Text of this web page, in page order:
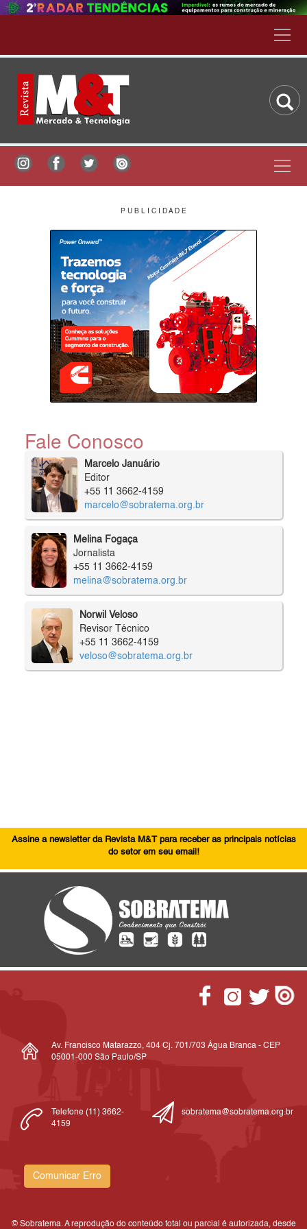
P U B L I C I D A D E
Fale Conosco
Marcelo Januário
Editor
+55 11 3662-4159
marcelo@sobratema.org.br
Melina Fogaça
Jornalista
+55 11 3662-4159
melina@sobratema.org.br
Norwil Veloso
Revisor Técnico
+55 11 3662-4159
veloso@sobratema.org.br
Assine a newsletter da Revista M&T para receber as principais notícias
do setor em seu email!
Av. Francisco Matarazzo, 404 Cj. 701/703 Água Branca - CEP
05001-000 São Paulo/SP
Telefone (11) 3662-
4159
sobratema@sobratema.org.br
Comunicar Erro
© Sobratema. A reprodução do conteúdo total ou parcial é autorizada, desde